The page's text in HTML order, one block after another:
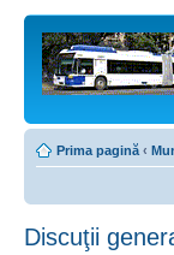
Prima pagină ‹
Discuţii